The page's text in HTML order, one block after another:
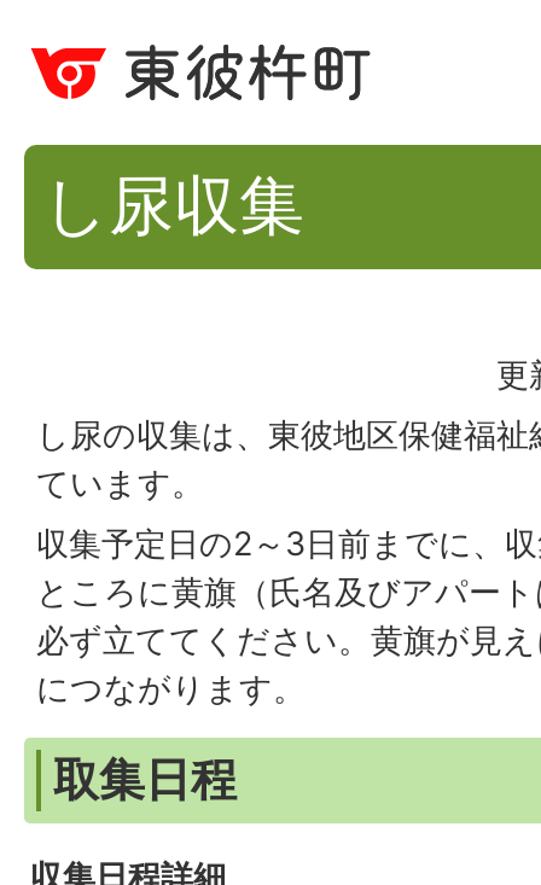
し尿収集
更
し尿の収集は、東彼地区保健福
ています。
収集予定日の2～3日前までに、
ところに黄旗（氏名及びアパー
必ず立ててください。黄旗が見
につながります。
取集日程